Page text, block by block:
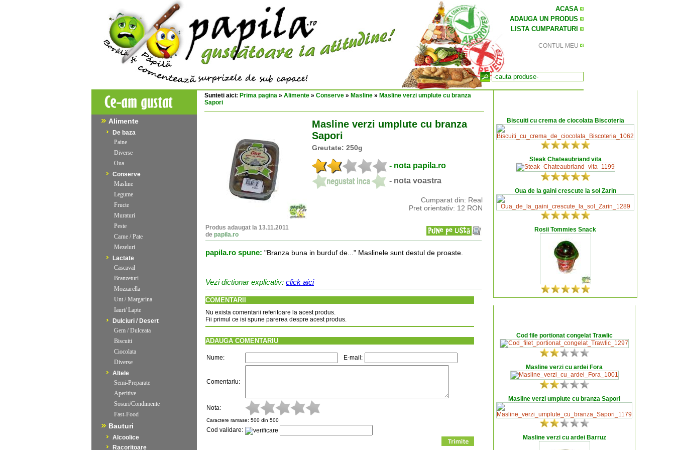
ACASA
ADAUGA UN PRODUS
LISTA CUMPARATURI
CONTUL MEU
Alimente
De baza
Paine
Diverse
Oua
Conserve
Masline
Legume
Fructe
Muraturi
Peste
Carne / Pate
Mezeluri
Lactate
Cascaval
Branzeturi
Mozzarella
Unt / Margarina
Iaurt/ Lapte
Dulciuri / Desert
Gem / Dulceata
Biscuiti
Ciocolata
Diverse
Altele
Semi-Preparate
Aperitive
Sosuri/Condimente
Fast-Food
Bauturi
Alcoolice
Racoritoare
Sunteti aici: Prima pagina » Alimente » Conserve » Masline » Masline verzi umplute cu branza
Sapori
Masline verzi umplute cu branza
Sapori
Greutate: 250g
- nota papila.ro
- nota voastra
Cumparat din: Real
Pret orientativ: 12 RON
Produs adaugat la 13.11.2011
de papila.ro
papila.ro spune: "Branza buna in burduf de..." Maslinele sunt destul de proaste.
Vezi dictionar explicativ: click aici
COMENTARII
Nu exista comentarii referitoare la acest produs.
Fii primul ce isi spune parerea despre acest produs.
ADAUGA COMENTARIU
Nume: E-mail:
Comentariu:
Nota:
Caractere ramase: 500 din 500
Cod validare:
Biscuiti cu crema de ciocolata Biscoteria
Steak Chateaubriand vita
Oua de la gaini crescute la sol Zarin
Rosii Tommies Snack
Cod file portionat congelat Trawlic
Masline verzi cu ardei Fora
Masline verzi umplute cu branza Sapori
Masline verzi cu ardei Barruz